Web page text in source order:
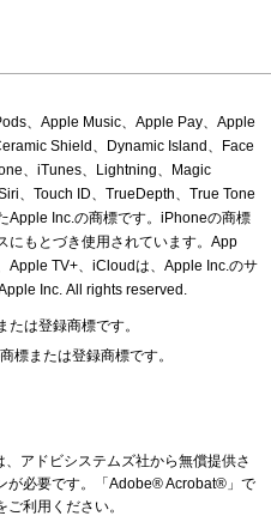
、Apple Music、Apple Pay、Apple
Shield、Dynamic Island、Face
、iTunes、Lightning、Magic
、Touch ID、TrueDepth、True Tone
Apple Inc.の商標です。iPhoneの商標
にもとづき使用されています。App
Apple TV+、iCloudは、Apple Inc.のサ
Inc. All rights reserved.
たは登録商標です。
標または登録商標です。
アドビシステムズ社から無償提供さ
が必要です。「Adobe® Acrobat®」で
利用ください。